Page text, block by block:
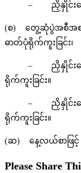
– ညှိနှိုင်းရေးကေ
(စ) တွေ့ဆုံပွဲအစီအစဉ်
ဓာတ်ပုံရိုက်ကူးခြင်း၊
– ညှိနှိုင်းရေးကော်
ရိုက်ကူးခြင်း။
– ညှိနှိုင်းရေးကေ
ရိုက်ကူးခြင်း။
(ဆ) နေ့လယ်စာဖြင့်
Please Share